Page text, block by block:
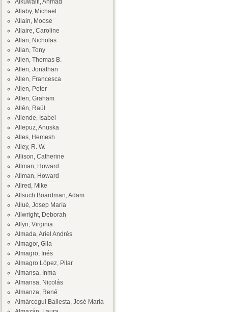
Alkuwaifi, Ahmad
Allaby, Michael
Allain, Moose
Allaire, Caroline
Allan, Nicholas
Allan, Tony
Allen, Thomas B.
Allen, Jonathan
Allen, Francesca
Allen, Peter
Allen, Graham
Allén, Raúl
Allende, Isabel
Allepuz, Anuska
Alles, Hemesh
Alley, R. W.
Allison, Catherine
Allman, Howard
Allman, Howard
Allred, Mike
Allsuch Boardman, Adam
Allué, Josep María
Allwright, Deborah
Allyn, Virginia
Almada, Ariel Andrés
Almagor, Gila
Almagro, Inés
Almagro López, Pilar
Almansa, Inma
Almansa, Nicolás
Almanza, René
Almárcegui Ballesta, José María